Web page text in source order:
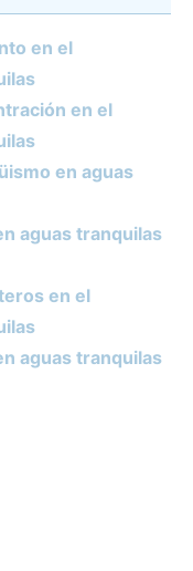
en el
en el
en aguas
aguas tranquilas
en el
aguas tranquilas